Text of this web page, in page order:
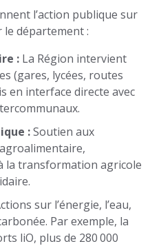
l’action publique sur
département :
: La Région intervient
(gares, lycées, routes
en interface directe avec
:Soutien aux
la transformation agricole
sur l’énergie, l’eau,
Par exemple, la
liO, plus de 280 000